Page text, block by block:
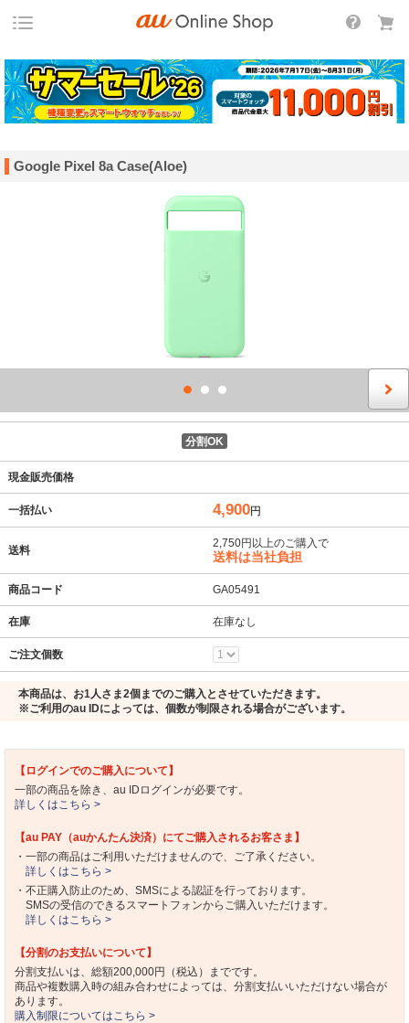
Google Pixel 8a Case(Aloe)
分割OK
現金販売価格
一括払い 4,900円
送料
2,750円以上のご購入で
送料は当社負担
商品コード GA05491
在庫 在庫なし
ご注文個数
本商品は、お1人さま2個までのご購入とさせていただきます。
※ご利用のau IDによっては、個数が制限される場合がございます。
【ログインでのご購入について】
一部の商品を除き、au IDログインが必要です。
詳しくはこちら >
【au PAY（auかんたん決済）にてご購入されるお客さま】
・一部の商品はご利用いただけませんので、ご了承ください。
詳しくはこちら >
・不正購入防止のため、SMSによる認証を行っております。
SMSの受信のできるスマートフォンからご購入いただけます。
詳しくはこちら >
【分割のお支払いについて】
分割支払いは、総額200,000円（税込）までです。
商品や複数購入時の組み合わせによっては、分割支払いいただけない場合が
あります。
購入制限についてはこちら >